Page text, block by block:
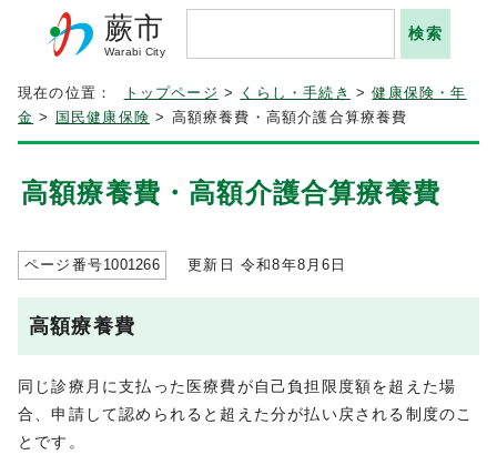
蕨市
Warabi City
現在の位置： トップページ > くらし・手続き >健康保険・年
金 > 国民健康保険 > 高額療養費・高額介護合算療養費
高額療養費・高額介護合算療養費
ページ番号1001266 更新日 令和8年8月6日
高額療養費
同じ診療月に支払った医療費が自己負担限度額を超えた場
合、申請して認められると超えた分が払い戻される制度のこ
とです。